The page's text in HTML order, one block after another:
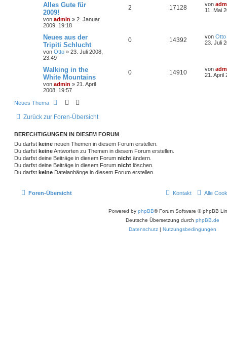
Alles Gute für
2009!
von admin » 2. Januar
2009, 19:18
2 17128 von
11. Mai
Neues aus der
Tripiti Schlucht
von Otto » 23. Juli 2008,
23:49
0 14392 von Otto
23. Juli
Walking in the
White Mountains
von admin » 21. April
2008, 19:57
0 14910 von
21. April
Neues Thema
Zurück zur Foren-Übersicht
BERECHTIGUNGEN IN DIESEM FORUM
Du darfst keine neuen Themen in diesem Forum erstellen.
Du darfst keineAntworten zu Themen in diesem Forum erstellen.
Du darfst deine Beiträge in diesem Forum nicht ändern.
Du darfst deine Beiträge in diesem Forum nicht löschen.
Du darfst keine Dateianhänge in diesem Forum erstellen.
Foren-Übersicht Alle
Kontakt
Powered by phpBB® Forum Software © phpBB
Deutsche Übersetzung durch phpBB.de
Datenschutz
Nutzungsbedingungen